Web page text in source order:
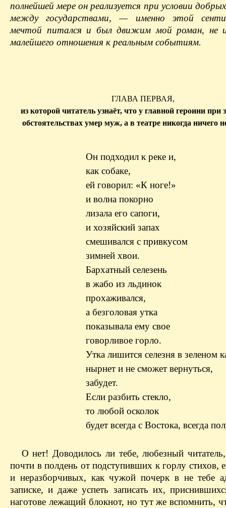
полнейшей мере он реализуется при условии
между государствами, — именно этой
мечтой питался и был движим мой роман, не
малейшего отношения к реальным событиям.
ГЛАВА ПЕРВАЯ,
из которой читатель узнаёт, что у главной героини при
обстоятельствах умер муж, а в театре никогда ничего
Он подходил к реке и,
как собаке,
ей говорил: «К ноге!»
и волна покорно
лизала его сапоги,
и хозяйский запах
смешивался с привкусом
зимней хвои.
Бархатный селезень
в жабо из льдинок
прохаживался,
а безголовая утка
показывала ему свое
говорливое горло.
Утка лишится селезня в зеленом
нырнет и не сможет вернуться,
забудет.
Если разбить стекло,
то любой осколок
будет всегда с Востока, всегда
О нет! Доводилось ли тебе, любезный
почти в полдень от подступивших к горлу стихов,
и неразборчивых, как чужой почерк в не тебе
записке, и даже успеть записать их,
наготове лежащий блокнот, но тут же вспомнить,